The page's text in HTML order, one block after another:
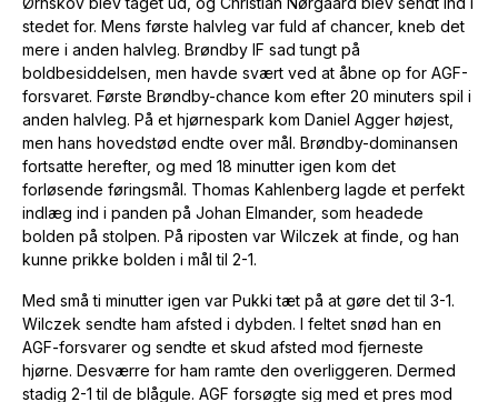
stedet for. Mens første halvleg var fuld af chancer, kneb det
mere i anden halvleg. Brøndby IF sad tungt på
boldbesiddelsen, men havde svært ved at åbne op for AGF-
forsvaret. Første Brøndby-chance kom efter 20 minuters spil i
anden halvleg. På et hjørnespark kom Daniel Agger højest,
men hans hovedstød endte over mål. Brøndby-dominansen
fortsatte herefter, og med 18 minutter igen kom det
forløsende føringsmål. Thomas Kahlenberg lagde et perfekt
indlæg ind i panden på Johan Elmander, som headede
bolden på stolpen. På riposten var Wilczek at finde, og han
kunne prikke bolden i mål til 2-1.
Med små ti minutter igen var Pukki tæt på at gøre det til 3-1.
Wilczek sendte ham afsted i dybden. I feltet snød han en
AGF-forsvarer og sendte et skud afsted mod fjerneste
hjørne. Desværre for ham ramte den overliggeren. Dermed
stadig 2-1 til de blågule. AGF forsøgte sig med et pres mod